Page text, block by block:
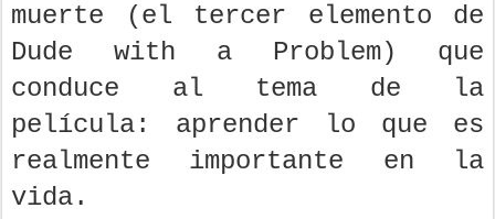
muerte (el tercer elemento de
Dude with a Problem) que
conduce al tema de la
película: aprender lo que es
realmente importante en la
vida.